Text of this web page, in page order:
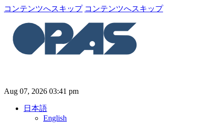
コンテンツへスキップ コンテンツへスキップ
Aug 07, 2026 03:41 pm
日本語
English